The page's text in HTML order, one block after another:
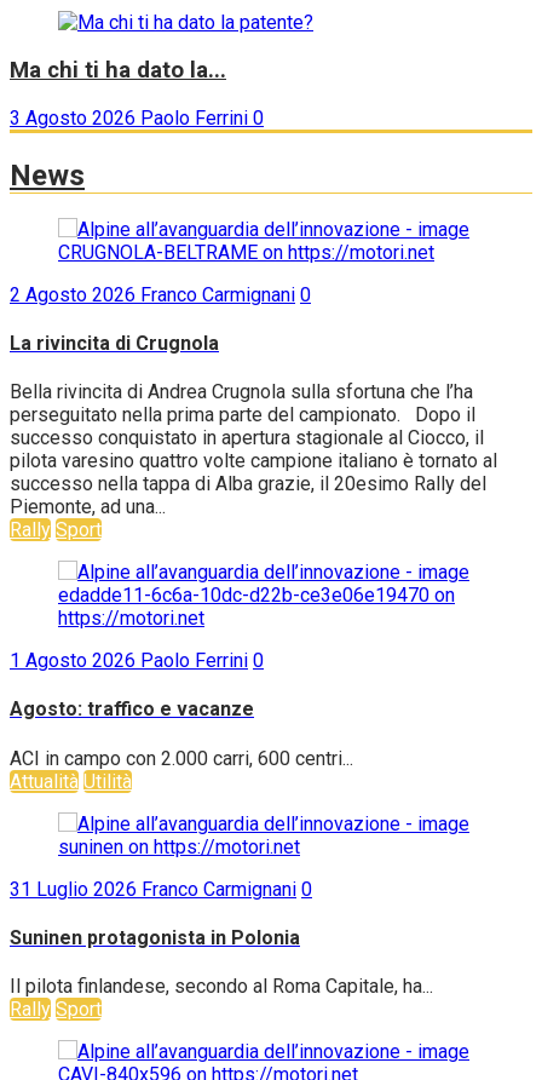
4 Agosto 2026Franco Carmignani0
Ma chi ti ha dato la...
News
2 Agosto 2026Franco Carmignani
La rivincita di Crugnola
Bella rivincita di Andrea Crugnola sulla sfortuna che l’ha
perseguitato nella prima parte del campionato. Dopo il
successo conquistato in apertura stagionale al Ciocco, il
pilota varesino quattro volte campione italiano è tornato al
successo nella tappa di Alba grazie, il 20esimo Rally del
Piemonte, ad una...
Sport
1 Agosto 2026Paolo Ferrini
Agosto: traffico e vacanze
ACI in campo con 2.000 carri, 600 centri...
Utilità
31 Luglio 2026Franco Carmignani
Suninen protagonista in Polonia
Il pilota finlandese, secondo al Roma Capitale, ha...
Sport